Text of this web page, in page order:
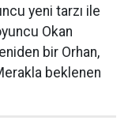
yeni tarzı ile
Okan
bir Orhan,
beklenen